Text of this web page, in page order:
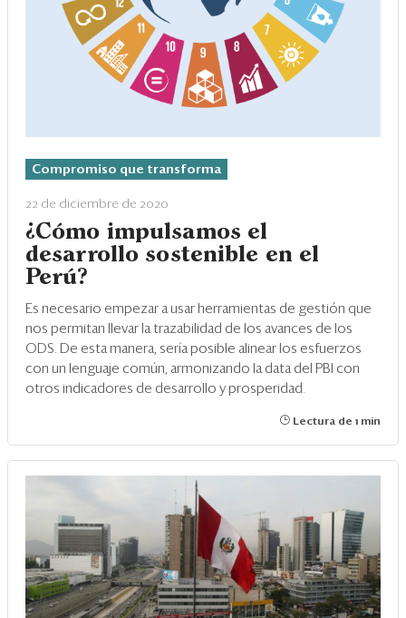
Compromiso que transforma
22 de diciembre de 2020
¿Cómo impulsamos el
desarrollo sostenible en el
Perú?
Es necesario empezar a usar herramientas de gestión que
nos permitan llevar la trazabilidad de los avances de los
ODS. De esta manera, sería posible alinear los esfuerzos
con un lenguaje común, armonizando la data del PBI con
otros indicadores de desarrollo y prosperidad.
Lectura de 1 min